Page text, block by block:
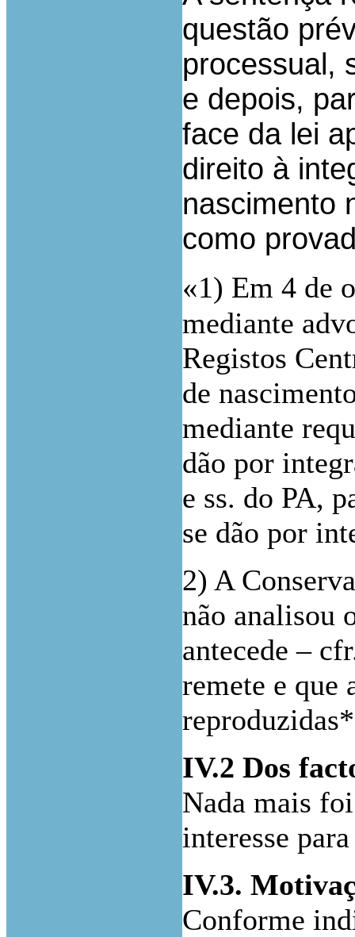
questão
processual,
e depois,
face da lei
direito à
nascimento
como
«1) Em 4 de
mediante
Registos
de
mediante
dão por
e ss. do PA,
se dão por
2) A
não analisou
antecede –
remete e que
reproduzidas*
IV.2 Dos
Nada mais
interesse
IV.3.
Conforme